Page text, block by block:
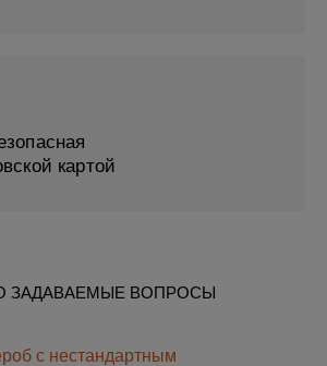
картой
ЗАДАВАЕМЫЕ ВОПРОСЫ
с нестандартным